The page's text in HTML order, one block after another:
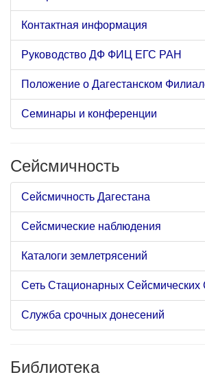
Контактная информация
Руководство ДФ ФИЦ ЕГС РАН
Положение о Дагестанском
Семинары и конференции
Сейсмичность
Сейсмичность Дагестана
Сейсмические наблюдения
Каталоги землетрясений
Сеть Стационарных Сейсмических
Служба срочных донесений
Библиотека